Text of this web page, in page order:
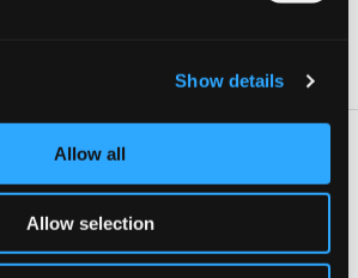
Show details
Allow all
Allow selection
lavori in libertà secondo le tecniche che
2, Tricase